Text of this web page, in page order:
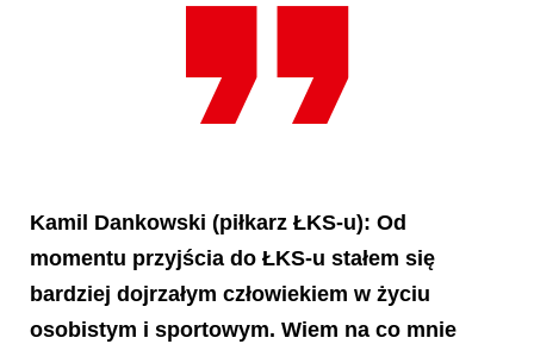
Kamil Dankowski (piłkarz ŁKS-u): Od
momentu przyjścia do ŁKS-u stałem się
bardziej dojrzałym człowiekiem w życiu
osobistym i sportowym. Wiem na co mnie